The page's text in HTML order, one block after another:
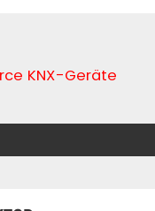
KNX-Geräte